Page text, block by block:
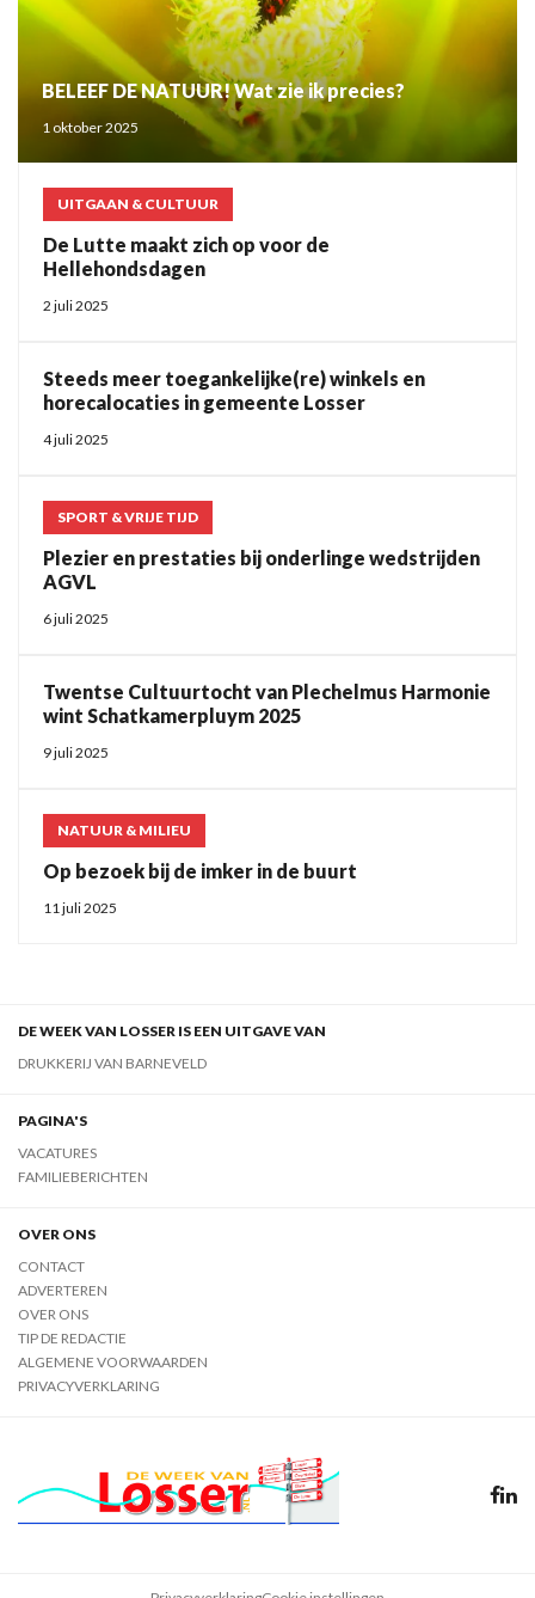
BELEEF DE NATUUR! Wat zie ik precies?
1 oktober 2025
UITGAAN & CULTUUR
De Lutte maakt zich op voor de
Hellehondsdagen
2 juli 2025
Steeds meer toegankelijke(re) winkels en
horecalocaties in gemeente Losser
4 juli 2025
SPORT & VRIJE TIJD
Plezier en prestaties bij onderlinge wedstrijden
AGVL
6 juli 2025
Twentse Cultuurtocht van Plechelmus Harmonie
wint Schatkamerpluym 2025
9 juli 2025
NATUUR & MILIEU
Op bezoek bij de imker in de buurt
11 juli 2025
DE WEEK VAN LOSSER IS EEN UITGAVE VAN
DRUKKERIJ VAN BARNEVELD
PAGINA'S
VACATURES
FAMILIEBERICHTEN
OVER ONS
CONTACT
ADVERTEREN
OVER ONS
TIP DE REDACTIE
ALGEMENE VOORWAARDEN
PRIVACYVERKLARING